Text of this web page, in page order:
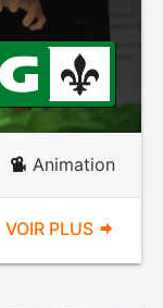
Animation
VOIR PLUS